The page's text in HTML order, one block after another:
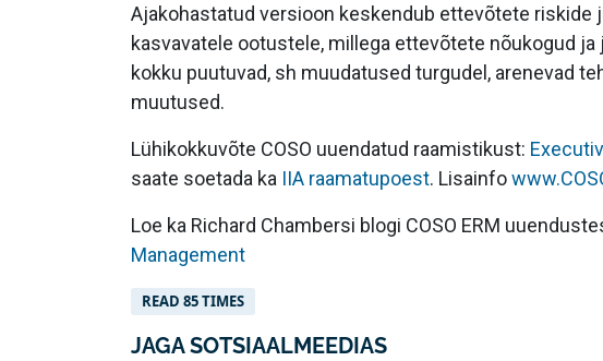
Ajakohastatud versioon keskendub ettevõtete riskide
kasvavatele ootustele, millega ettevõtete nõukogud
kokku puutuvad, sh muudatused turgudel, arenevad
muutused.
Lühikokkuvõte COSO uuendatud raamistikust:
saate soetada ka IIA raamatupoest. Lisainfo
Loe ka Richard Chambersi blogi COSO ERM
Management
READ 85 TIMES
JAGA SOTSIAALMEEDIAS